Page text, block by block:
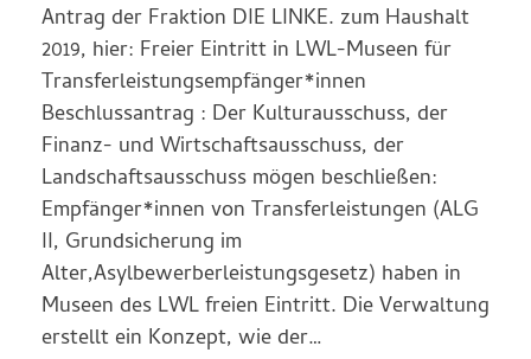
Antrag der Fraktion DIE LINKE. zum Haushalt
2019, hier: Freier Eintritt in LWL-Museen für
Transferleistungsempfänger*innen
Beschlussantrag : Der Kulturausschuss, der
Finanz- und Wirtschaftsausschuss, der
Landschaftsausschuss mögen beschließen:
Empfänger*innen von Transferleistungen (ALG
II, Grundsicherung im
Alter,Asylbewerberleistungsgesetz) haben in
Museen des LWL freien Eintritt. Die Verwaltung
erstellt ein Konzept, wie der…